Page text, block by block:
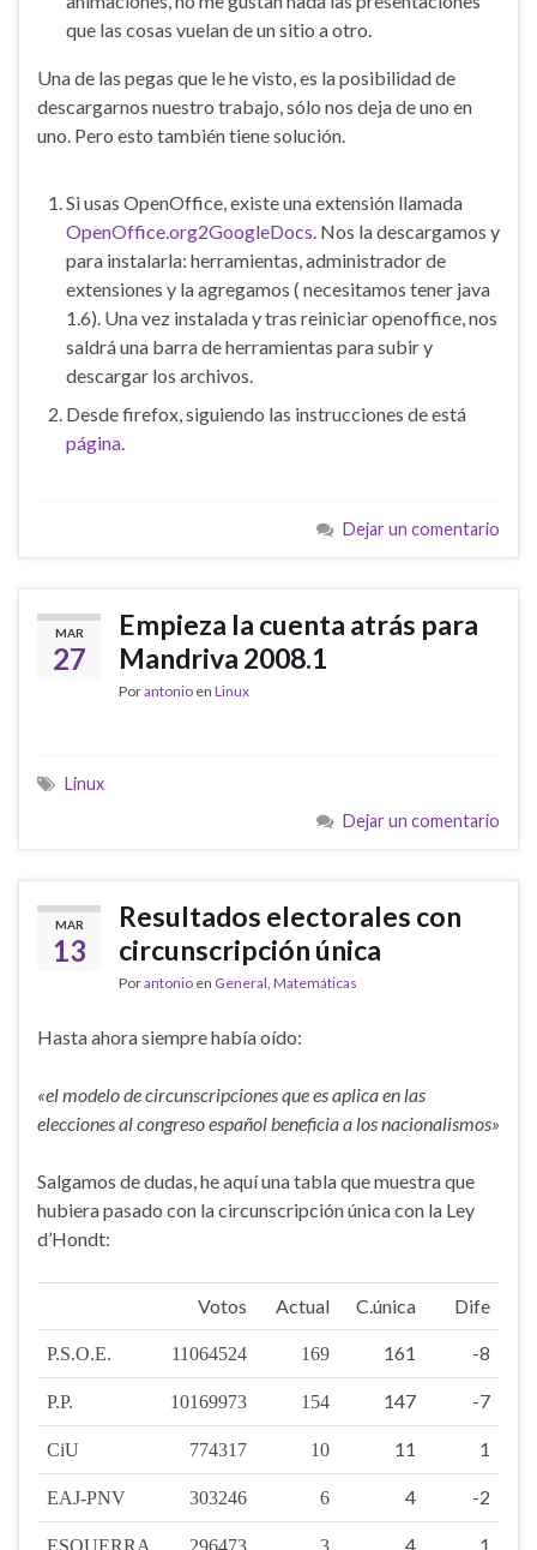
que las cosas vuelan de un sitio a otro.
Una de las pegas que le he visto, es la posibilidad de
descargarnos nuestro trabajo, sólo nos deja de uno en
uno. Pero esto también tiene solución.
Si usas OpenOffice, existe una extensión llamada
OpenOffice.org2GoogleDocs . Nos la descargamos y
para instalarla: herramientas, administrador de
extensiones y la agregamos ( necesitamos tener java
1.6). Una vez instalada y tras reiniciar openoffice, nos
saldrá una barra de herramientas para subir y
descargar los archivos.
Desde firefox, siguiendo las instrucciones de está
página
Dejar un comentario
MAR
27
Empieza la cuenta atrás para
Mandriva 2008.1
Porantonio en Linux
Linux
Dejar un comentario
MAR
13
Resultados electorales con
circunscripción única
Porantonio en General Matemáticas
Hasta ahora siempre había oído:
«el modelo de circunscripciones que es aplica en las
elecciones al congreso español beneficia a los nacionalismos»
Salgamos de dudas, he aquí una tabla que muestra que
hubiera pasado con la circunscripción única con la Ley
d’Hondt:
Votos Actual C.única Dife
P.S.O.E. 11064524 169 161 -8
P.P. 10169973 154 147 -7
CiU 774317 10 11 1
EAJ-PNV 303246 6 4 -2
ESQUERRA 296473 3 4 1